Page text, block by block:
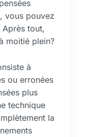
vous pouvez
tout,
moitié plein?
à
ou erronées
plus
technique
la